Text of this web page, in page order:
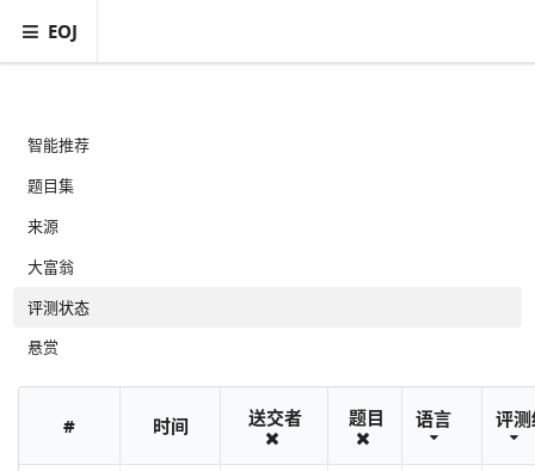
EOJ
智能推荐
题目集
来源
大富翁
评测状态
悬赏
# 时间 送交者 题目 语言 评